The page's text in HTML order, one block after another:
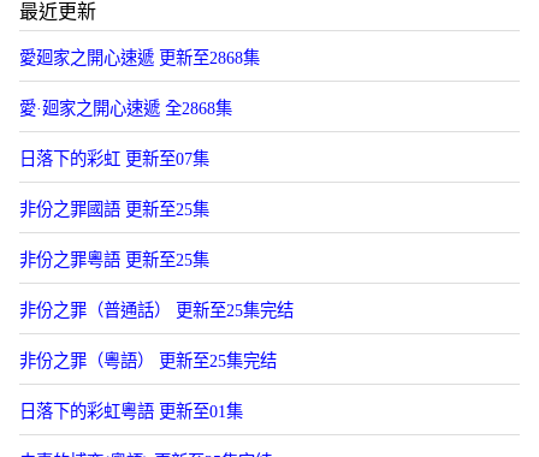
最近更新
愛廻家之開心速遞 更新至2868集
愛·廻家之開心速遞 全2868集
日落下的彩虹 更新至07集
非份之罪國語 更新至25集
非份之罪粵語 更新至25集
非份之罪（普通話） 更新至25集完结
非份之罪（粵語） 更新至25集完结
日落下的彩虹粵語 更新至01集